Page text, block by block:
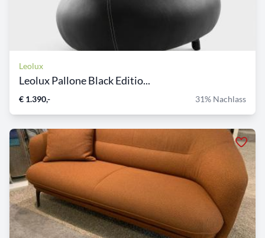
Leolux
Leolux Pallone Black Editio...
€ 1.390,- 31% Nachlass